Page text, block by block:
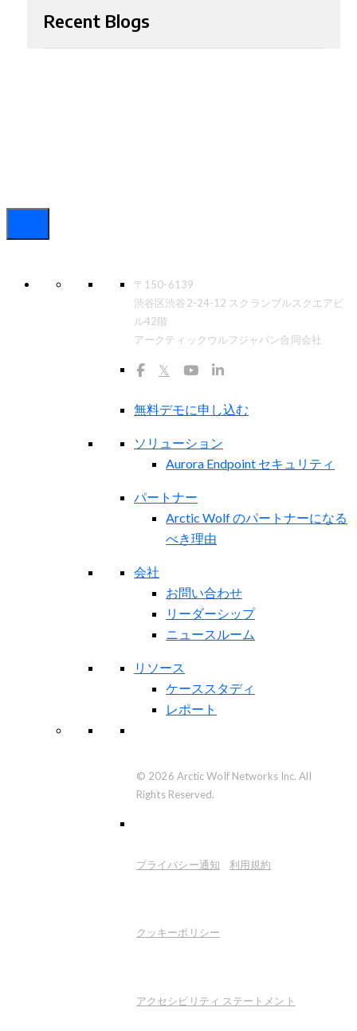
Recent Blogs
〒150-6139
渋谷区渋谷2-24-12 スクランブルスクエアビ
ル42階
アークティックウルフジャパン合同会社
𝕏
無料デモに申し込む
ソリューション
Aurora Endpoint セキュリティ
パートナー
Arctic Wolf のパートナーになる
べき理由
会社
お問い合わせ
リーダーシップ
ニュースルーム
リソース
ケーススタディ
レポート
© 2026 Arctic Wolf Networks Inc. All
Rights Reserved.
プライバシー通知 利用規約
クッキーポリシー
アクセシビリティ ステートメント